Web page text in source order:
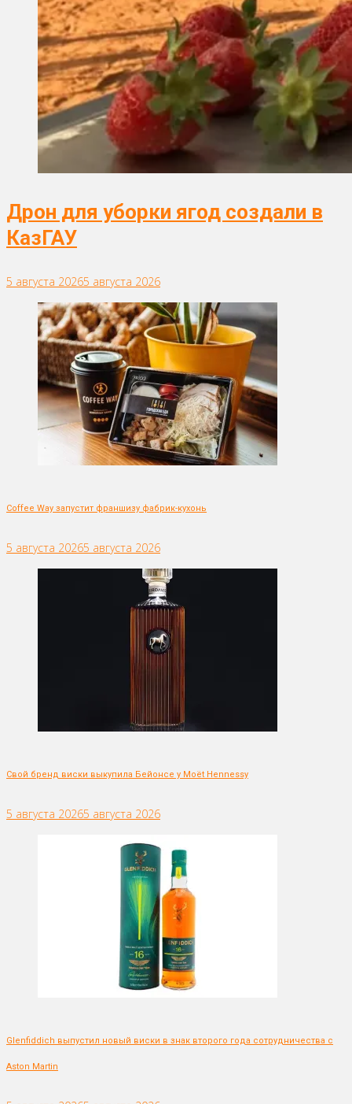
Дрон для уборки ягод создали в
КазГАУ
5 августа 20265 августа 2026
Coffee Way запустит франшизу фабрик-кухонь
5 августа 20265 августа 2026
Свой бренд виски выкупила Бейонсе у Moët Hennessy
5 августа 20265 августа 2026
Glenfiddich выпустил новый виски в знак второго года сотрудничества с
Aston Martin